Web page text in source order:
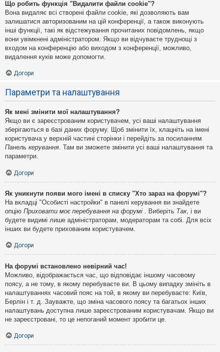
Що робить функція "Видалити файли cookie"?
Вона видаляє всі створені файли cookie, які дозволяють вам
залишатися авторизованим на цій конференції, а також виконують
інші функції, такі як відстежування прочитаних повідомлень, якщо
вони увімкнені адміністратором. Якщо ви відчуваєте труднощі з
входом на конференцію або виходом з конференції, можливо,
видалення куків може допомогти.
Догори
Параметри та налаштування
Як мені змінити мої налаштування?
Якщо ви є зареєстрованим користувачем, усі ваші налаштування
зберігаються в базі даних форуму. Щоб змінити їх, клацніть на імені
користувача у верхній частині сторінки і перейдіть за посиланням
Панель керування . Там ви зможете змінити усі ваші налаштування та
параметри.
Догори
Як уникнути появи мого імені в списку "Хто зараз на форумі"?
На вкладці "Особисті настройки" в панелі керування ви знайдете
опцію Приховати моє перебування на форумі . Виберіть Так, і ви
будете видимі лише адміністраторам, модераторам та собі. Для всіх
інших ви будете прихованим користувачем.
Догори
На форумі встановлено невірний час!
Можливо, відображається час, що відповідає іншому часовому
поясу, а не тому, в якому перебуваєте ви. В цьому випадку змініть в
налаштуваннях часовий пояс на той, в якому ви перебуваєте: Київ,
Берлін і т. д. Зауважте, що зміна часового поясу та багатьох інших
налаштувань доступна лише зареєстрованим користувачам. Якщо ви
не зареєстровані, то це непоганий момент зробити це.
Догори